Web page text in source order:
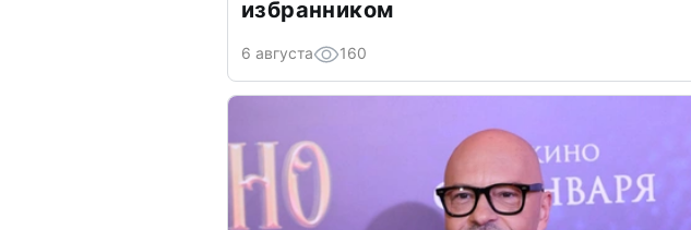
избранником
6 августа 160